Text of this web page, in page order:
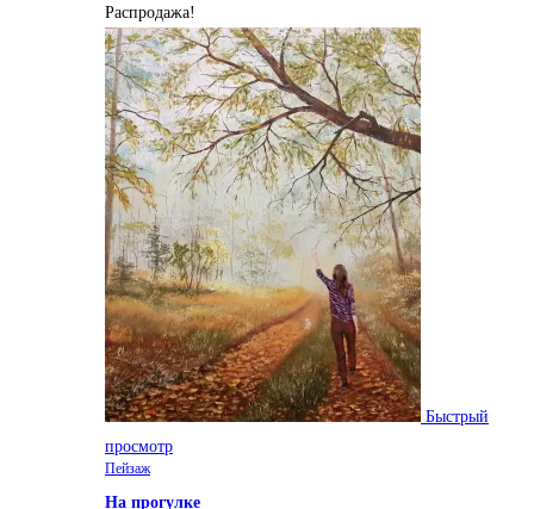
Распродажа!
Быстрый
просмотр
Пейзаж
На прогулке